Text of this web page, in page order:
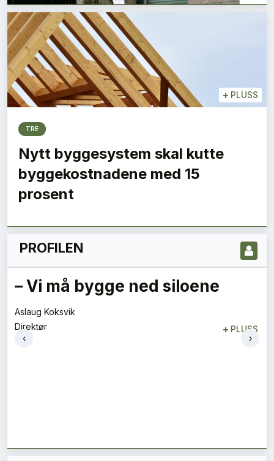
LES NYESTE UTGIVELSE HER
+ PLUSS
TRE
Nytt byggesystem skal kutte
byggekostnadene med 15
prosent
PROFILEN
Flygelederen som ble best på
bakken
Tore Tveit
‹ ›